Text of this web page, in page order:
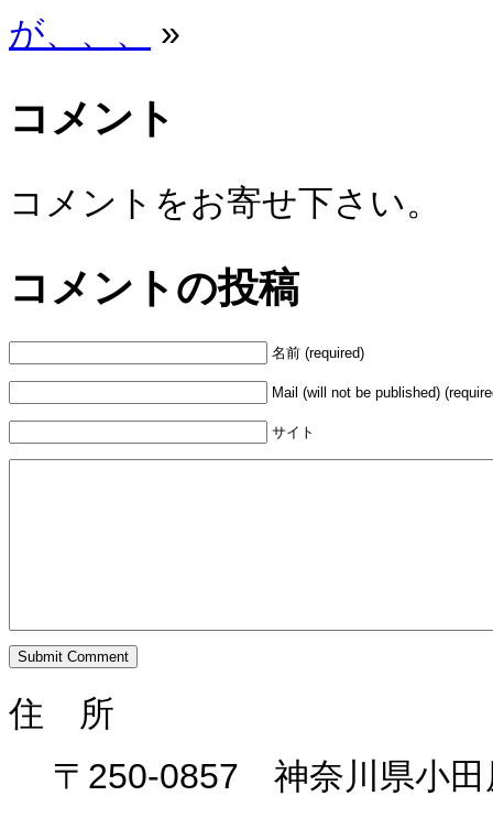
が、、、
»
コメント
コメントをお寄せ下さい。
コメントの投稿
名前 (required)
Mail (will not be published)
サイト
住 所
〒250-0857 神奈川県小田